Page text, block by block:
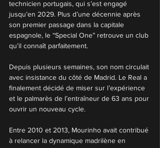
technicien portugais, qui s’est engagé
jusqu’en 2029. Plus d’une décennie après
son premier passage dans la capitale
espagnole, le “Special One” retrouve un club
qu’il connaît parfaitement.
Depuis plusieurs semaines, son nom circulait
avec insistance du côté de Madrid. Le Real a
finalement décidé de miser sur l’expérience
et le palmarès de l’entraîneur de 63 ans pour
ouvrir un nouveau cycle.
Entre 2010 et 2013, Mourinho avait contribué
à relancer la dynamique madrilène en